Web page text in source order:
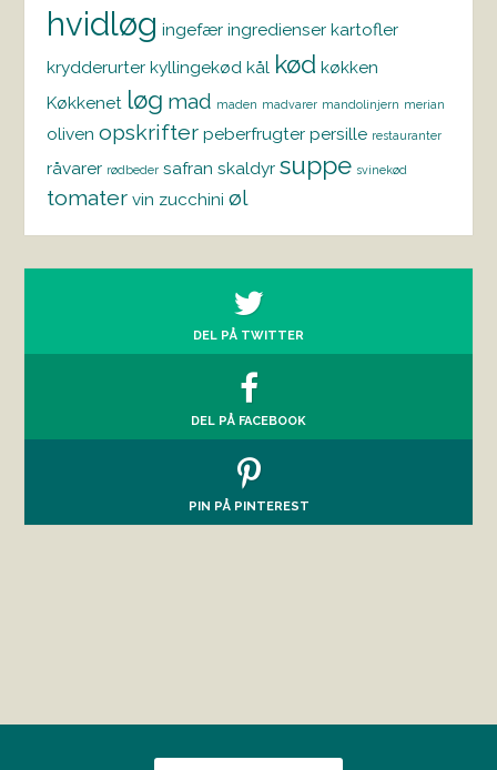
hvidløg ingefær ingredienser kartofler
krydderurter kyllingekød kål kød køkken
Køkkenet løg mad maden madvarer mandolinjern merian
oliven opskrifter peberfrugter persille restauranter
råvarer rødbeder safran skaldyr suppe svinekød
tomater vin zucchini øl
DEL PÅ TWITTER
DEL PÅ FACEBOOK
PIN PÅ PINTEREST